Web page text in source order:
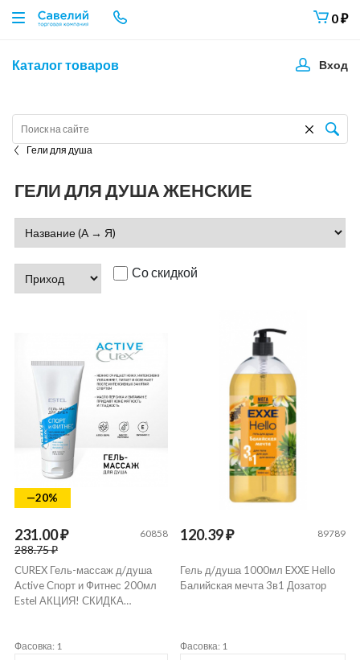
0₽
Каталог товаров Вход
Гели для душа
ГЕЛИ ДЛЯ ДУША ЖЕНСКИЕ
Со скидкой
—20%
231.00 ₽
288.75 ₽
60858
CUREX Гель-массаж д/душа
Active Спорт и Фитнес 200мл
Estel АКЦИЯ! СКИДКА…
Фасовка: 1
120.39 ₽ 89789
Гель д/душа 1000мл EXXE Hello
Балийская мечта 3в1 Дозатор
Фасовка: 1